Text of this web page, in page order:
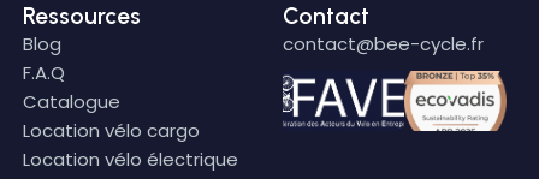
Ressources
Blog
F.A.Q
Catalogue
Location vélo cargo
Location vélo électrique
Contact
contact@bee-cycle.fr